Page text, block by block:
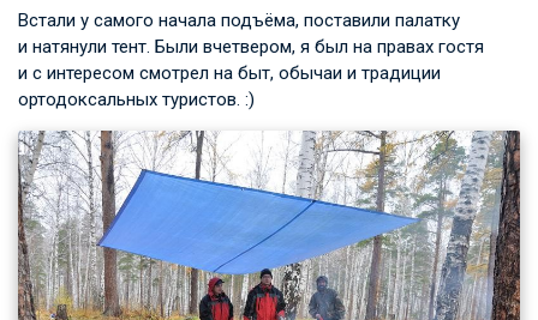
Встали у самого начала подъёма, поставили палатку
и натянули тент. Были вчетвером, я был на правах гостя
и с интересом смотрел на быт, обычаи и традиции
ортодоксальных туристов. :)